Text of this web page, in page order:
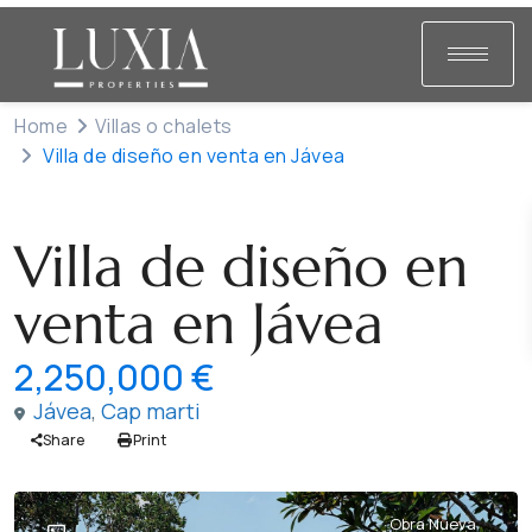
Home
Villas o chalets
Villa de diseño en venta en Jávea
Villa de diseño en
venta en Jávea
2,250,000 €
Jávea, Cap marti
Share Print
Obra Nueva